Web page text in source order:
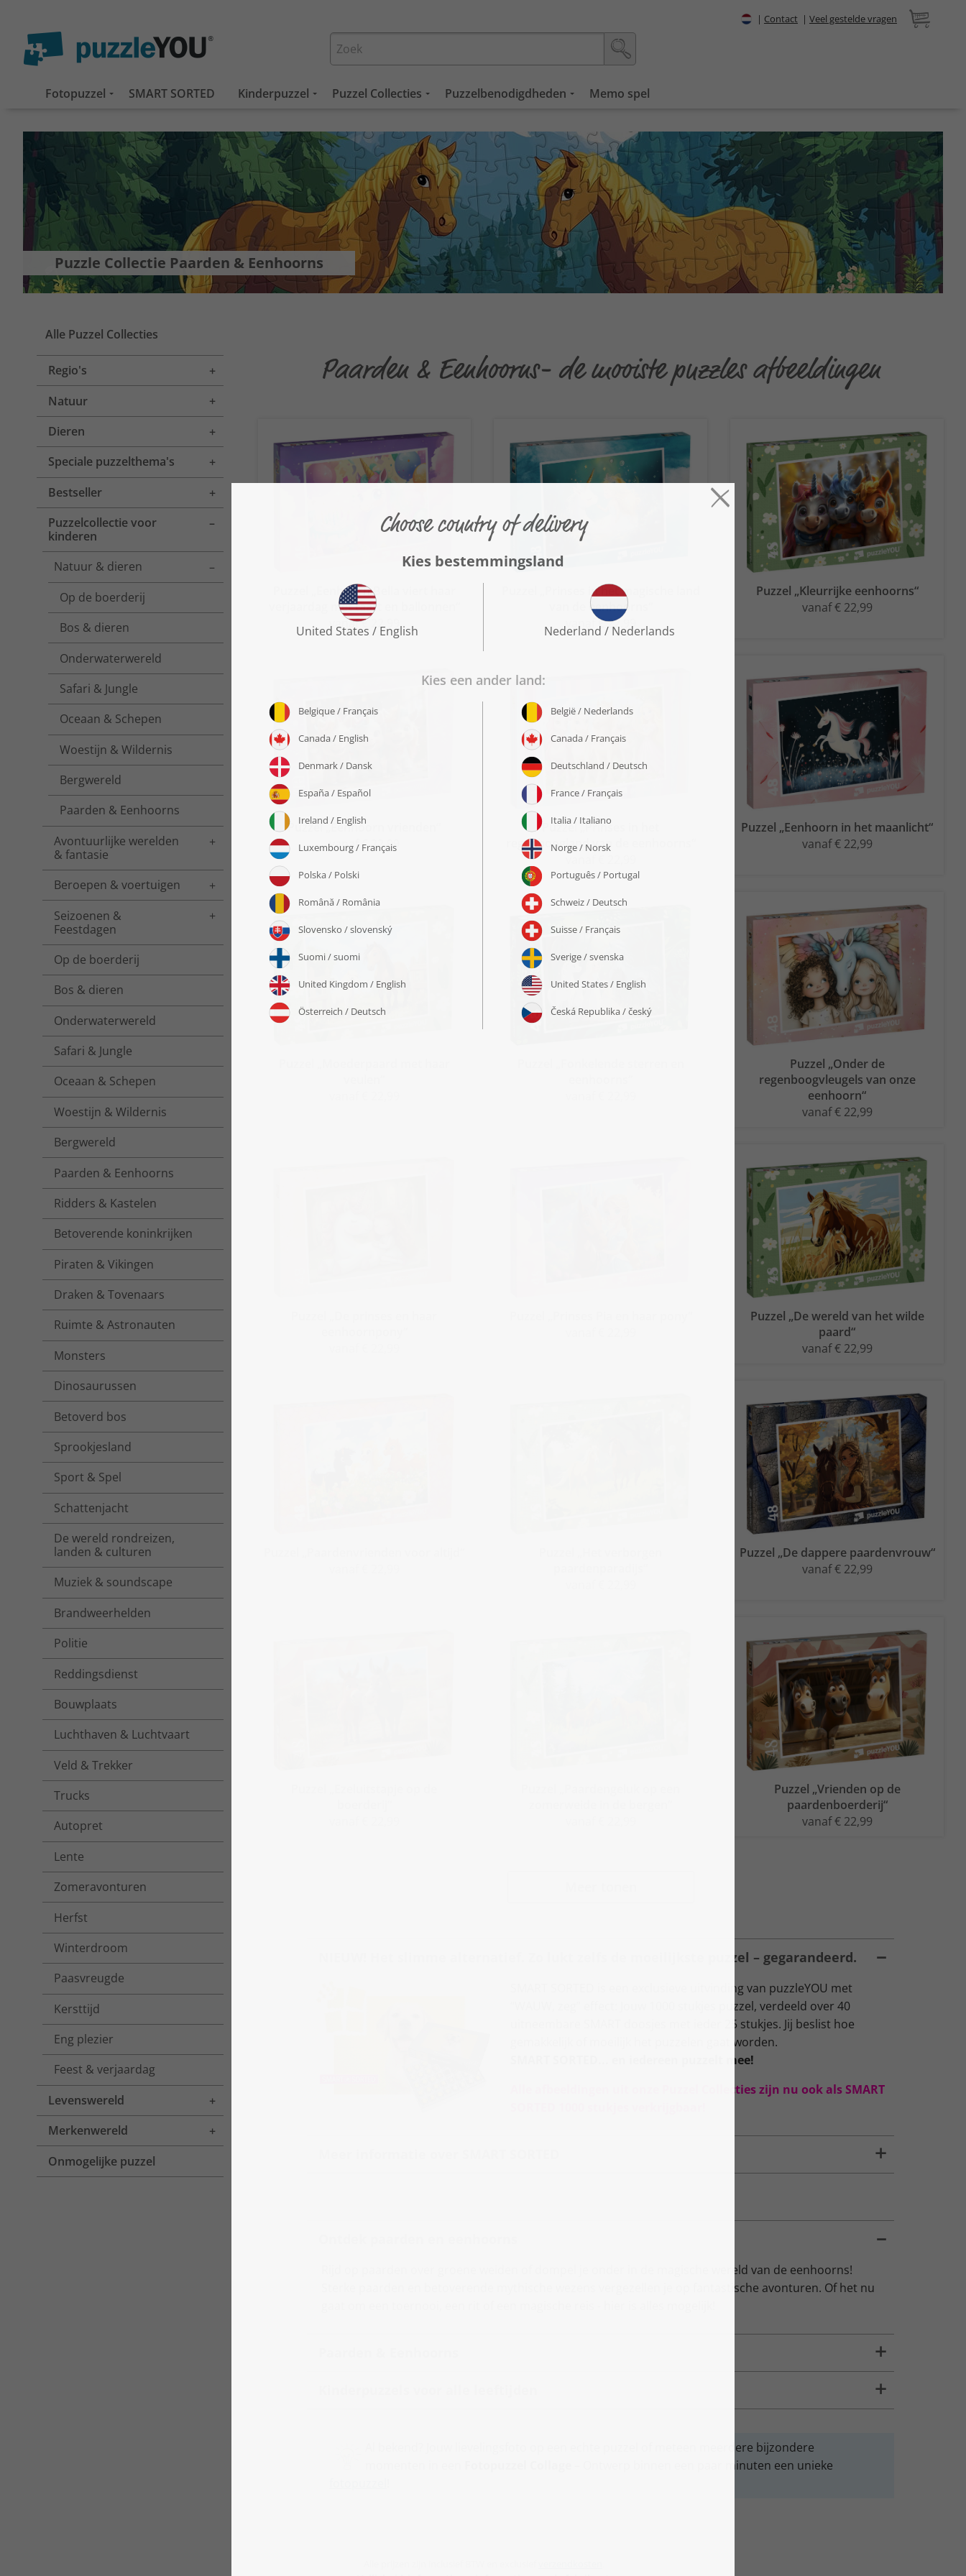
| Contact | Veel gestelde vragen
Fotopuzzel SMART SORTED Kinderpuzzel Puzzel Collecties Puzzelbenodigdheden Memo spel
Puzzle Collectie Paarden & Eenhoorns
Alle Puzzel Collecties
Regio's
Toggle menu
Natuur
Toggle menu
Dieren
Toggle menu
Speciale puzzelthema's
Toggle menu
Bestseller
Toggle menu
Puzzelcollectie voor
kinderen
Toggle menu
Natuur & dieren
Toggle menu
Op de boerderij
Bos & dieren
Onderwaterwereld
Safari & Jungle
Oceaan & Schepen
Woestijn & Wildernis
Bergwereld
Paarden & Eenhoorns
Avontuurlijke werelden
& fantasie
Toggle menu
Beroepen & voertuigen
Toggle menu
Seizoenen &
Feestdagen
Toggle menu
Op de boerderij
Bos & dieren
Onderwaterwereld
Safari & Jungle
Oceaan & Schepen
Woestijn & Wildernis
Bergwereld
Paarden & Eenhoorns
Ridders & Kastelen
Betoverende koninkrijken
Piraten & Vikingen
Draken & Tovenaars
Ruimte & Astronauten
Monsters
Dinosaurussen
Betoverd bos
Sprookjesland
Sport & Spel
Schattenjacht
De wereld rondreizen,
landen & culturen
Muziek & soundscape
Brandweerhelden
Politie
Reddingsdienst
Bouwplaats
Luchthaven & Luchtvaart
Veld & Trekker
Trucks
Autopret
Lente
Zomeravonturen
Herfst
Winterdroom
Paasvreugde
Kersttijd
Eng plezier
Feest & verjaardag
Levenswereld
Toggle menu
Merkenwereld
Toggle menu
Onmogelijke puzzel
Paarden & Eenhoorns- de mooiste puzzles afbeeldingen
Puzzel „Eenhoorn Bella viert haar
verjaardag met taart en ballonnen“
vanaf € 22,99
Puzzel „Prinses in het magische land
van de eenhoorns“
vanaf € 22,99
Puzzel „Kleurrijke eenhoorns“
vanaf € 22,99
Puzzel „Eenhoorn vrienden“
vanaf € 22,99
Puzzel „Prinses in het
regenboogland van de eenhoorns“
Puzzel „Eenhoorn in het maanlicht“
vanaf € 22,99
Puzzel „Onder de
regenboogvleugels van onze
eenhoorn“
vanaf € 22,99
Puzzel „De wereld van het wilde
paard“
vanaf € 22,99
Puzzel „De dappere paardenvrouw“
vanaf € 22,99
Puzzel „Vrienden op de
paardenboerderij“
vanaf € 22,99
NIEUW! Het slimme alternatief. Zo lukt zelfs de moeilijkste puzzel – gegarandeerd.
SMART SORTED is een exclusieve uitvinding van puzzleYOU met
“WAUW, zeg” effect: Jouw 1000 stukjes puzzel, verdeeld over 40
uitneembare SMART doosjes met ieder 25 stukjes. Jij beslist hoe
gemakkelijk of moeilijk het puzzelen gaat worden.
SMART SORTED... en iedereen puzzelt mee!
Alle afbeeldingen uit onze Puzzel Collecties zijn nu ook als SMART
Rijd op paarden over groene weiden of dompel je onder in de magische wereld van de eenhoorns!
Sterke paarden en betoverende mythische wezens vergezellen je op fantastische avonturen. Of het nu
Al bekend? Jouw lievelingsfoto op een echte puzzel of meteen meerdere bijzondere
– Ontwerp binnen een paar minuten een unieke